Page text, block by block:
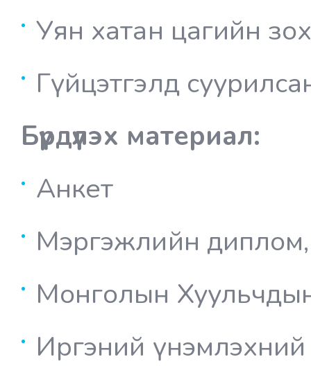
Уян хатан цагийн
Гүйцэтгэлд
Бүрдүүлэх материал:
Анкет
Мэргэжлийн диплом,
Монголын
Иргэний